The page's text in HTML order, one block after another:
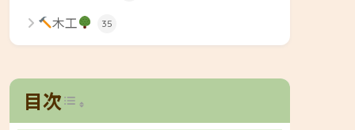
木工 35
目次Toggle Table of Content